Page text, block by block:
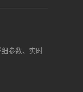
参数、实时